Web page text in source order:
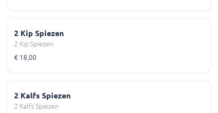
2 Kip Spiezen
2 Kip Spiezen
€ 18,00
2 Kalfs Spiezen
2 Kalfs Spiezen